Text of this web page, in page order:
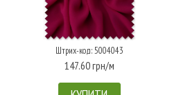
Штрих-код: 5004043
147.60 грн/м